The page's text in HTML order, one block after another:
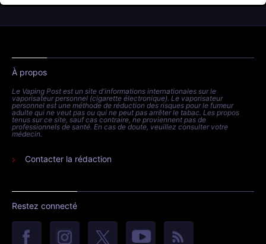
À propos
Le Vaping Post est un site d'informations internationales sur le
vaporisateur personnel (cigarette électronique). Le vaporisateur
personnel est une méthode de réduction des risques pour le fumeur
adulte qui ne veut pas ou qui ne peut pas arrêter le tabac. Les propos
tenus sur ce site, sauf cas contraire, ne proviennent pas de
professionnels de santé. En cas de doute, veuillez consulter votre
médecin.
Contacter la rédaction
Restez connecté